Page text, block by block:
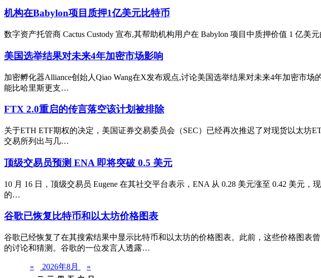
机构在Babylon项目质押1亿美元比特币
数字资产托管商 Cactus Custody 宣布,其帮助机构用户在 Babylon 项目中质押价值 1 亿
美国选举结果对未来4年加密市场影响
加密孵化器Alliance创始人Qiao Wang在X发布观点,讨论美国选举结果对未来4年加密市
能比哈里斯更支…
FTX 2.0重启的传言落空该计划被排除
关于ETH ETF期权的决定，美国证券交易委员会（SEC）已经再次推迟了对现货以太坊
交易所列出与几…
顶级交易员预测 ENA 即将突破 0.5 美元
10 月 16 日，顶级交易员 Eugene 在其社交平台表示，ENA 从 0.28 美元涨至 0.42 美元
的…
谷歌已恢复比特币和以太坊价格图表
谷歌已经恢复了在其搜索结果中显示比特币和以太坊的价格图表。此前，这些价格图
的讨论和猜测。谷歌的一位发言人透露…
« 2026年8月 »